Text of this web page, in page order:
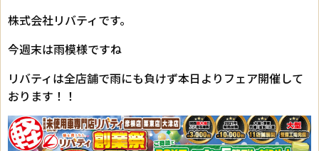
株式会社リバティです。
今週末は雨模様ですね
リバティは全店舗で雨にも負けず本日よりフェア開催して
おります！！